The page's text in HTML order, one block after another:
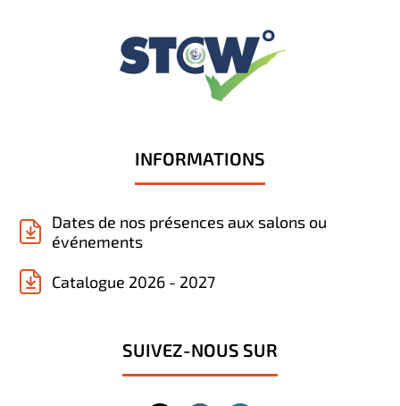
INFORMATIONS
Dates de nos présences aux salons ou
événements
Catalogue 2026 - 2027
SUIVEZ-NOUS SUR